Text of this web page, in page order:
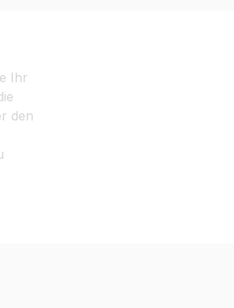
Ihr
den